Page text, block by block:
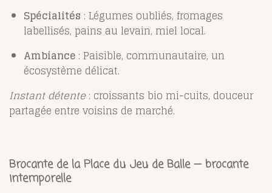
Spécialités : Légumes oubliés, fromages
labellisés, pains au levain, miel local.
Ambiance : Paisible, communautaire, un
écosystème délicat.
Instant détente : croissants bio mi-cuits, douceur
partagée entre voisins de marché.
Brocante de la Place du Jeu de Balle — brocante
intemporelle